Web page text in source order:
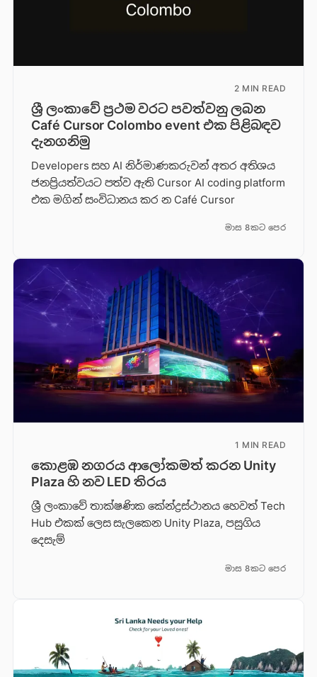
2 MIN READ
ශ්‍රී ලංකාවේ ප්‍රථම වරට පවත්වනු ලබන
Café Cursor Colombo event එක පිළිබඳව
දැනගනිමු
Developers සහ AI නිර්මාණකරුවන් අතර අතිශය
ජනප්‍රියත්වයට පත්ව ඇති Cursor AI coding platform
එක මගින් සංවිධානය කර න Café Cursor
මාස 8කට පෙර
1 MIN READ
කොළඹ නගරය ආලෝකමත් කරන Unity
Plaza හි නව LED තිරය
ශ්‍රී ලංකාවේ තාක්ෂණික කේන්ද්‍රස්ථානය හෙවත් Tech
Hub එකක් ලෙස සැලකෙන Unity Plaza, පසුගිය
දෙසැම්
මාස 8කට පෙර